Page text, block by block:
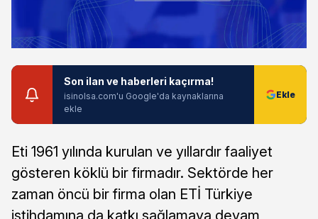
Son ilan ve haberleri kaçırma!
isinolsa.com'u Google'da kaynaklarına
ekle
Eti 1961 yılında kurulan ve yıllardır faaliyet
gösteren köklü bir firmadır. Sektörde her
zaman öncü bir firma olan ETİ Türkiye
istihdamına da katkı sağlamaya devam